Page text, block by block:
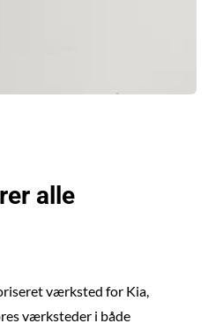
alle
værksted for Kia,
værksteder i både